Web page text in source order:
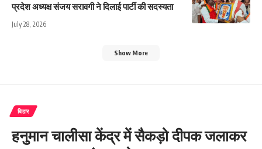
प्रदेश अध्यक्ष संजय सरावगी ने दिलाई पार्टी की सदस्यता
July 28, 2026
Show More
बिहार
हनुमान चालीसा केंद्र में सैकड़ो दीपक जलाकर